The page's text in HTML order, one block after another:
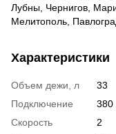
Лубны, Чернигов,
Мелитополь,
Характеристики
Объем дежи, л
33
Подключение
380
Скорость
2